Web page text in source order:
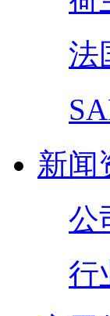
法
新闻
公
行